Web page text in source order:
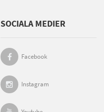
SOCIALA MEDIER
Facebook
Instagram